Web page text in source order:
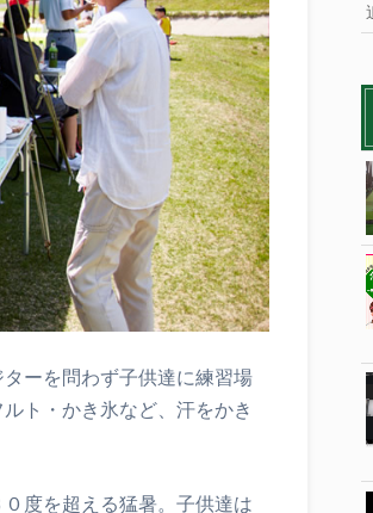
ーを問わず子供達に練習場
ト・かき氷など、汗をかき
度を超える猛暑。子供達は